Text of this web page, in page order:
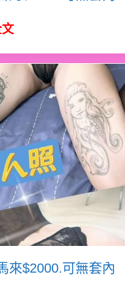
文
來$2000.可無套內